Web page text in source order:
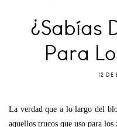
¿Sabías
Para
12 DE
La verdad que a lo largo del
aquellos trucos que uso para los